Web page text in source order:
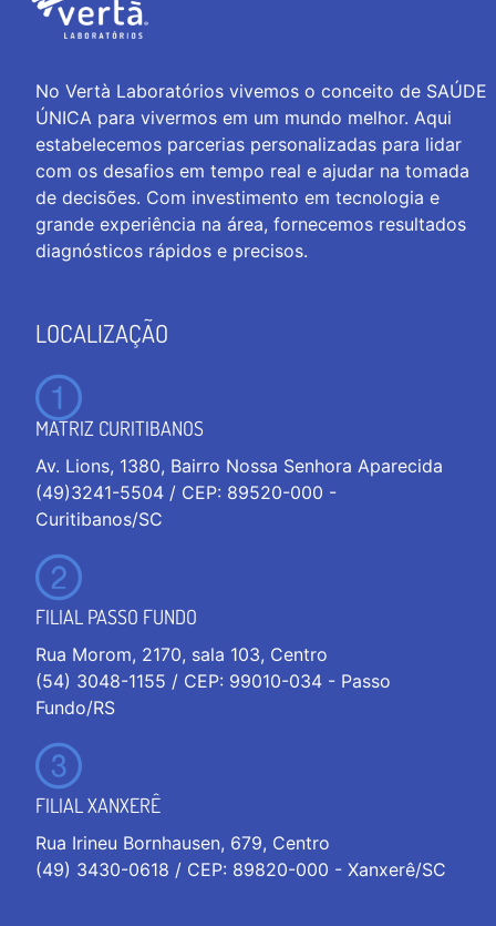
No Vertà Laboratórios vivemos o conceito de SAÚDE
ÚNICA para vivermos em um mundo melhor. Aqui
estabelecemos parcerias personalizadas para lidar
com os desafios em tempo real e ajudar na tomada
de decisões. Com investimento em tecnologia e
grande experiência na área, fornecemos resultados
diagnósticos rápidos e precisos.
LOCALIZAÇÃO
MATRIZ CURITIBANOS
Av. Lions, 1380, Bairro Nossa Senhora Aparecida
(49)3241-5504 / CEP: 89520-000 -
Curitibanos/SC
FILIAL PASSO FUNDO
Rua Morom, 2170, sala 103, Centro
(54) 3048-1155 / CEP: 99010-034 - Passo
Fundo/RS
FILIAL XANXERÊ
Rua Irineu Bornhausen, 679, Centro
(49) 3430-0618 / CEP: 89820-000 - Xanxerê/SC